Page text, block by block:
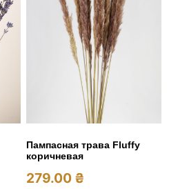
Пампасная трава Fluffy
коричневая
279.00 ₴